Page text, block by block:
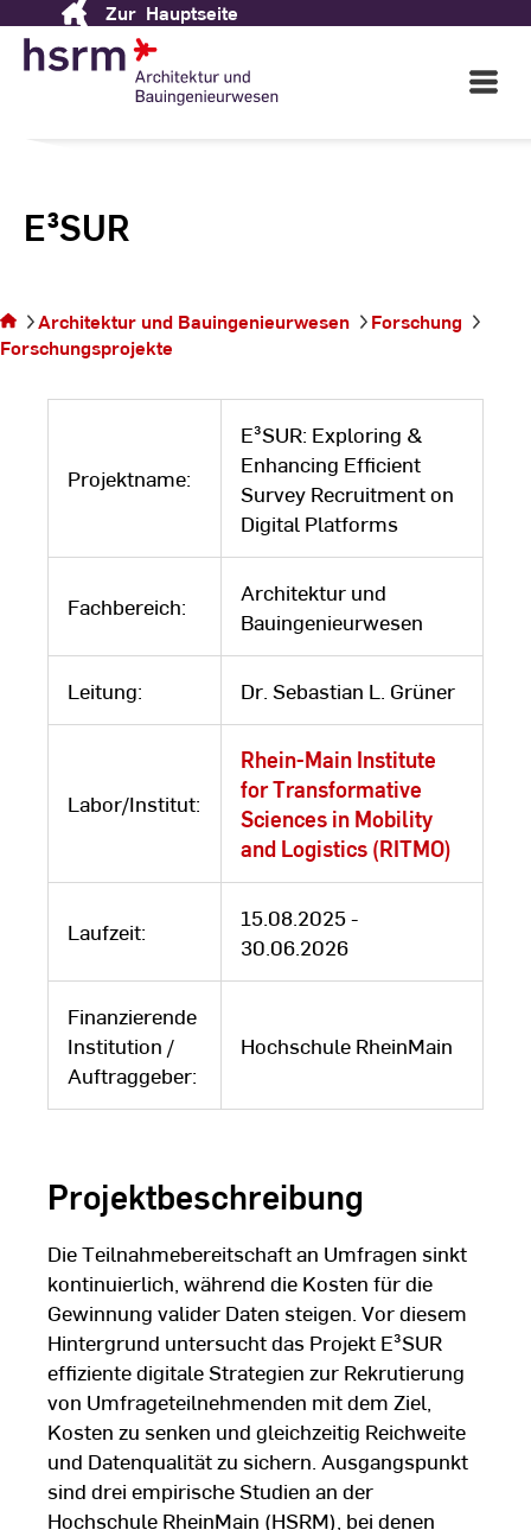
Content
Zur Hauptseite
Open
Main
E³SUR
befinden
sich auf
der
Architektur und Bauingenieurwesen
Forschung
Forschungsprojekte
Projektname:
E³SUR: Exploring &
Enhancing Efficient
Survey Recruitment on
Digital Platforms
Fachbereich:
Architektur und
Bauingenieurwesen
Leitung: Dr. Sebastian L. Grüner
Labor/Institut:
Rhein-Main Institute
for Transformative
Sciences in Mobility
and Logistics (RITMO)
Laufzeit:
15.08.2025 -
30.06.2026
Finanzierende
Institution /
Auftraggeber:
Hochschule RheinMain
Projektbeschreibung
Die Teilnahmebereitschaft an Umfragen sinkt
kontinuierlich, während die Kosten für die
Gewinnung valider Daten steigen. Vor diesem
Hintergrund untersucht das Projekt E³SUR
effiziente digitale Strategien zur Rekrutierung
von Umfrageteilnehmenden mit dem Ziel,
Kosten zu senken und gleichzeitig Reichweite
und Datenqualität zu sichern. Ausgangspunkt
sind drei empirische Studien an der
Hochschule RheinMain (HSRM), bei denen